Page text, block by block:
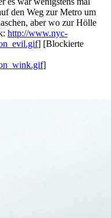
den Weg zur Metro um
aber wo zur Hölle
http://www.nyc-
] [Blockierte
]